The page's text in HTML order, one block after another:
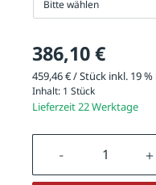
Bitte wählen
386,10 €
459,46 € / Stück inkl. 19
Inhalt: 1 Stück
Lieferzeit 22 Werktage
Produkt